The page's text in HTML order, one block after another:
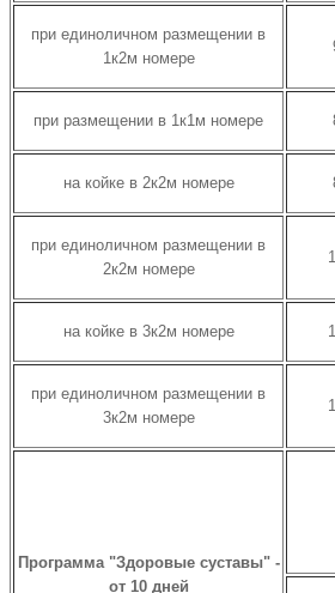
при единоличном размещении в
1к2м номере
при размещении в 1к1м номере
на койке в 2к2м номере
при единоличном размещении в
2к2м номере
на койке в 3к2м номере
при единоличном размещении в
3к2м номере
Программа "Здоровые суставы" -
от 10 дней